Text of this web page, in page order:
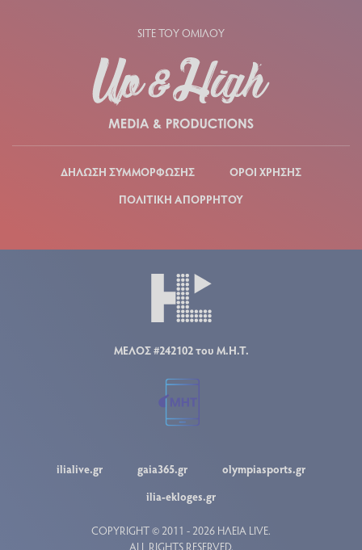
SITE ΤΟΥ ΟΜΙΛΟΥ
ΔΗΛΩΣΗ ΣΥΜΜΟΡΦΩΣΗΣ
ΟΡΟΙ ΧΡΗΣΗΣ
ΠΟΛΙΤΙΚΗ ΑΠΟΡΡΗΤΟΥ
ΜΕΛΟΣ #242102 του Μ.Η.Τ.
ilialive.gr gaia365.gr
olympiasports.gr
ilia-ekloges.gr
COPYRIGHT © 2011 - 2026 ΗΛΕΙΑ LIVE.
ALL RIGHTS RESERVED.